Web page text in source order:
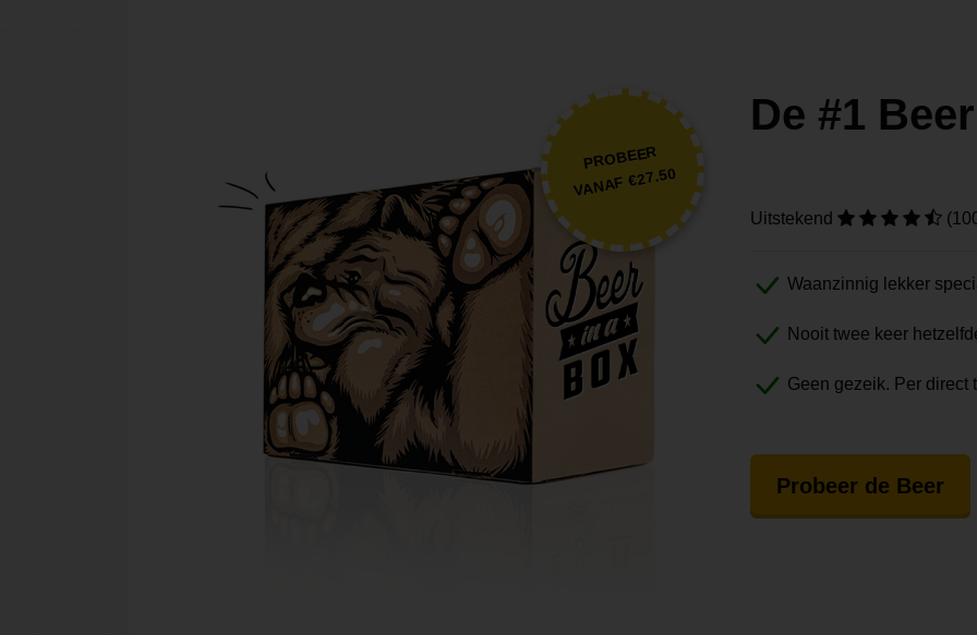
PROBEER
VANAF €27.50
De #1
Uitstekend
Waanzinnig lekker
Nooit twee keer
Geen gezeik. Per direct
Probeer de Beer